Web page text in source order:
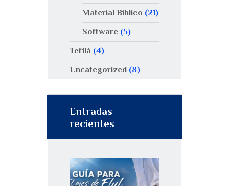
Material Bíblico (21)
Software(5)
Tefilá (4)
Uncategorized (8)
Entradas
recientes